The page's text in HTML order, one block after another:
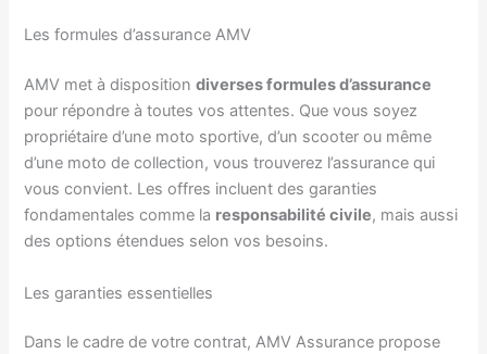
Les formules d’assurance AMV
AMV met à dispositiondiverses formules d’assurance
pour répondre à toutes vos attentes. Que vous soyez
propriétaire d’une moto sportive, d’un scooter ou même
d’une moto de collection, vous trouverez l’assurance qui
vous convient. Les offres incluent des garanties
fondamentales comme la responsabilité civile, mais aussi
des options étendues selon vos besoins.
Les garanties essentielles
Dans le cadre de votre contrat, AMV Assurance propose